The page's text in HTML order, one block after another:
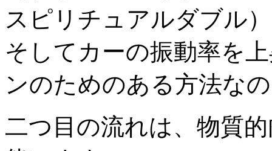
スピリチュアルダブル
そしてカーの振動率を
ンのためのある方法な
二つ目の流れは、物質